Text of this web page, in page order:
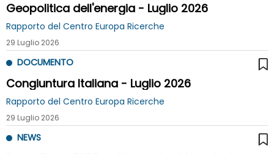
Geopolitica dell'energia - Luglio 2026
Rapporto del Centro Europa Ricerche
29 Luglio 2026
DOCUMENTO
Congiuntura Italiana - Luglio 2026
Rapporto del Centro Europa Ricerche
29 Luglio 2026
NEWS